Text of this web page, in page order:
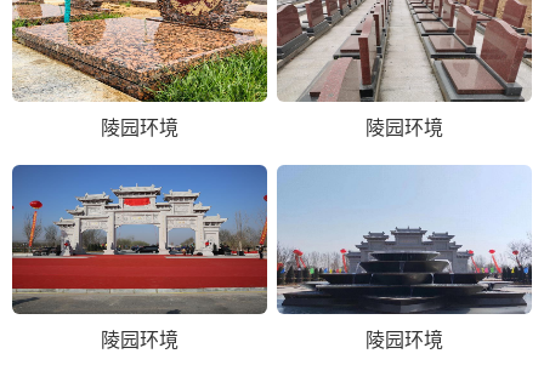
陵园环境 陵园环境
陵园环境 陵园环境